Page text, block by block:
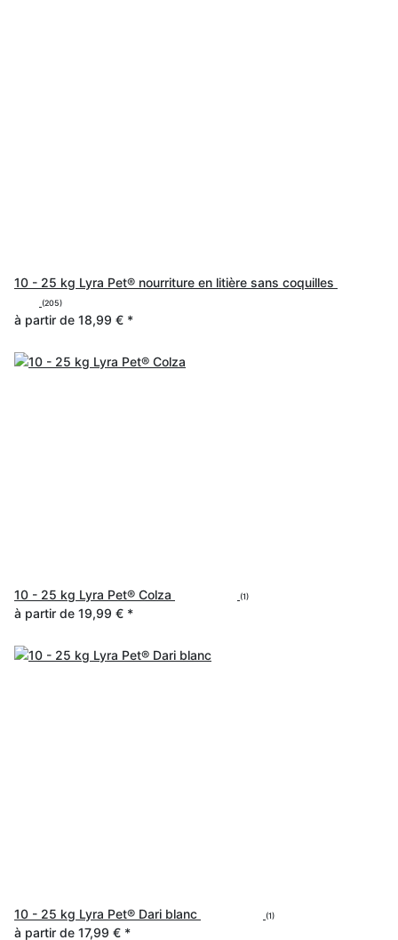
10 - 25 kg Lyra Pet® nourriture en litière sans coquilles
(205)
à partir de 18,99 € *
10 - 25 kg Lyra Pet® Colza (1)
à partir de 19,99 € *
10 - 25 kg Lyra Pet® Dari blanc (1)
à partir de 17,99 € *